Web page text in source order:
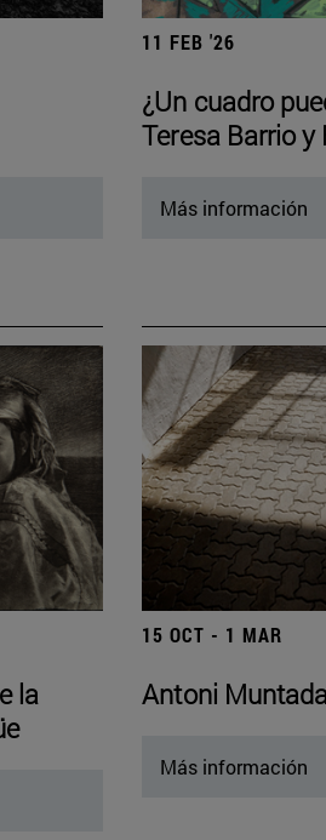
11 FEB '26
¿Un cuadro
Teresa Barrio y
Más información
la
15 OCT - 1 MAR
Antoni
Más información